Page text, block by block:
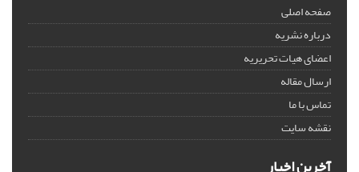
صفحه اصلی
درباره نشریه
اعضای هیات تحریریه
ارسال مقاله
تماس با ما
نقشه سایت